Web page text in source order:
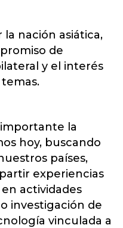
la nación asiática,
de
y el interés
la
hoy, buscando
países,
experiencias
actividades
investigación de
vinculada a